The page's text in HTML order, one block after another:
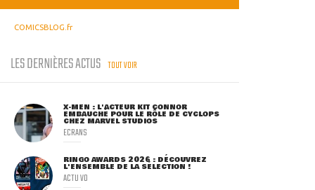
COMICSBLOG.fr
LES DERNIÈRES ACTUS TOUT VOIR
X-MEN : L'ACTEUR KIT CONNOR
EMBAUCHÉ POUR LE RÔLE DE CYCLOPS
CHEZ MARVEL STUDIOS
ECRANS
RINGO AWARDS 2026 : DÉCOUVREZ
L'ENSEMBLE DE LA SÉLECTION !
ACTU VO